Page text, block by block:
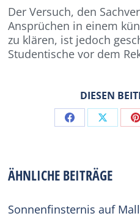
Der Versuch, den
Ansprüchen in einem
zu klären, ist jedoch
Studentische vor dem
DIESEN
Share Share
ÄHNLICHE BEITRÄGE
Sonnenfinsternis auf